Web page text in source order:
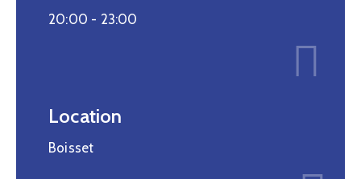
20:00 - 23:00
Location
Boisset